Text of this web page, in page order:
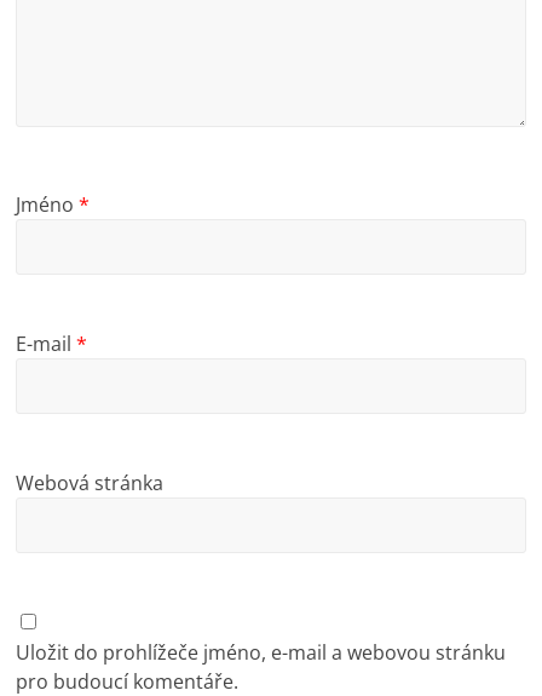
Jméno*
E-mail*
Webová stránka
Uložit do prohlížeče jméno, e-mail a webovou stránku
pro budoucí komentáře.